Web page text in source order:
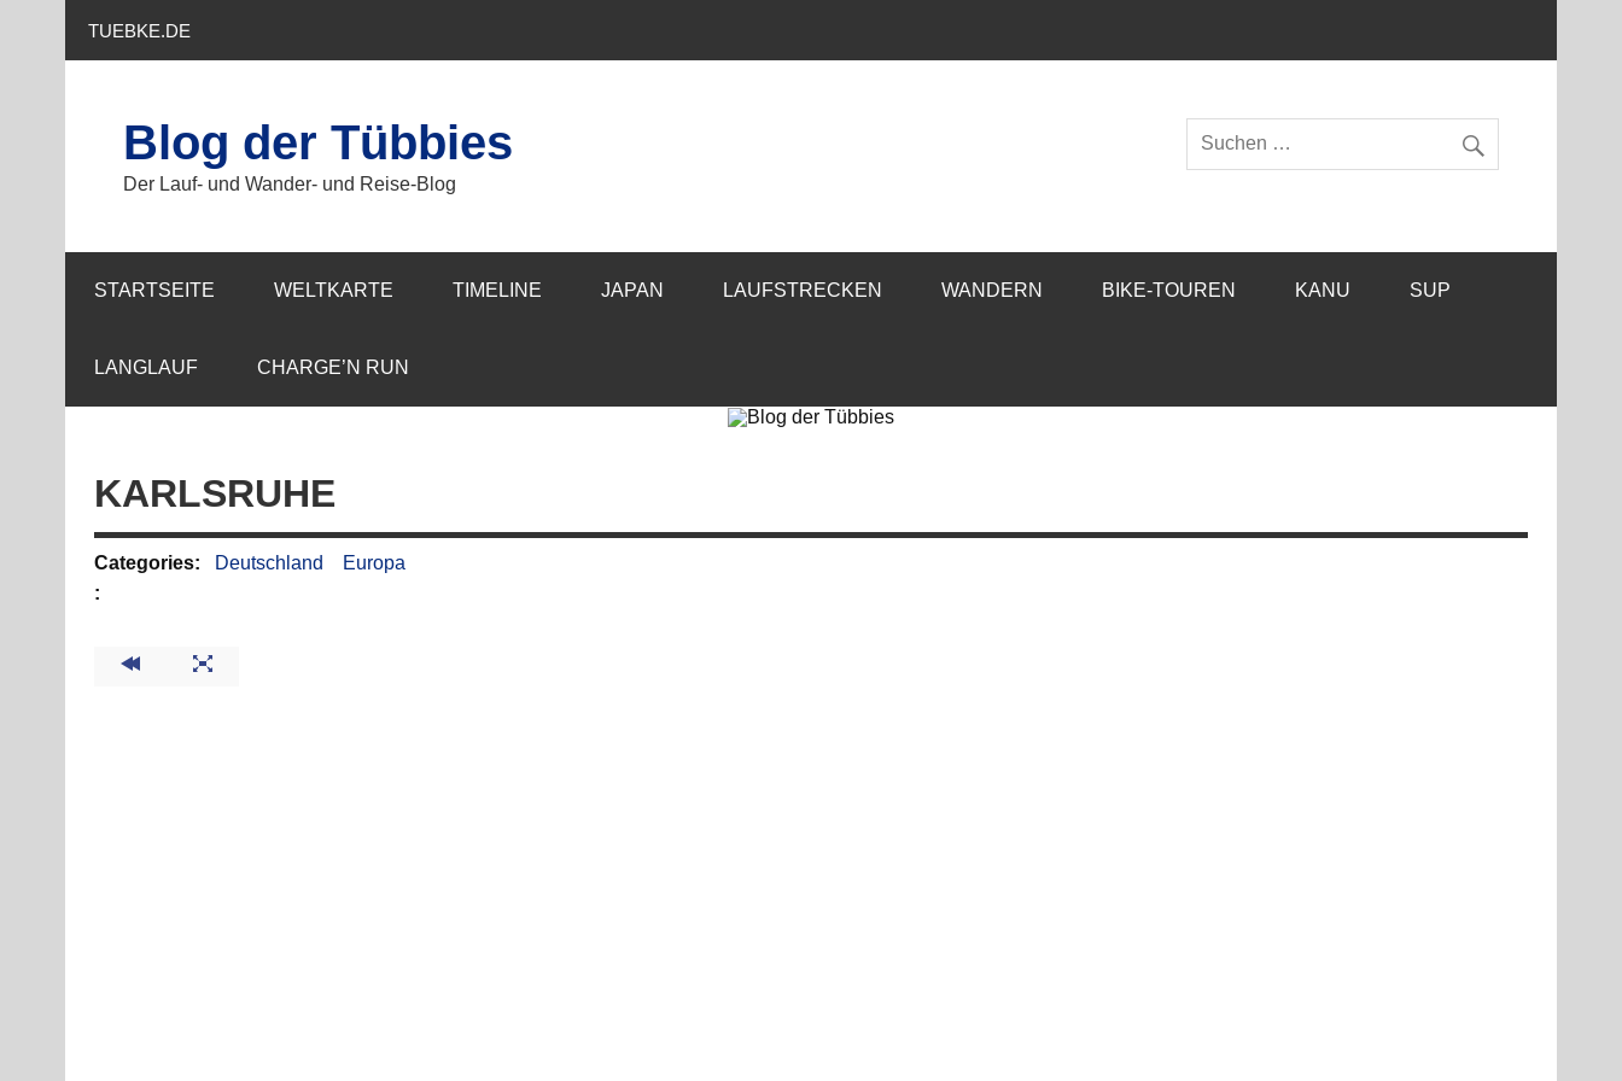
TUEBKE.DE
Blog der Tübbies
Der Lauf- und Wander- und Reise-Blog
STARTSEITE WELTKARTE TIMELINE JAPAN LAUFSTRECKEN WANDERN BIKE-TOUREN KANU SUP
LANGLAUF CHARGE’N RUN
KARLSRUHE
Categories: Deutschland
Europa
: